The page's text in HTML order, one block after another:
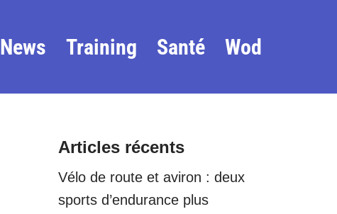
News Training Santé Wod
Articles récents
Vélo de route et aviron : deux
sports d’endurance plus